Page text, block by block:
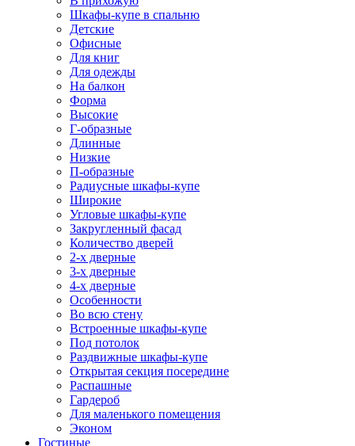
Шкафы-купе в спальню
Детские
Офисные
Для книг
Для одежды
На балкон
Форма
Высокие
Г-образные
Длинные
Низкие
П-образные
Радиусные шкафы-купе
Широкие
Угловые шкафы-купе
Закругленный фасад
Количество дверей
2-х дверные
3-х дверные
4-х дверные
Особенности
Во всю стену
Встроенные шкафы-купе
Под потолок
Раздвижные шкафы-купе
Открытая секция посередине
Распашные
Гардероб
Для маленького помещения
Эконом
Гостиные